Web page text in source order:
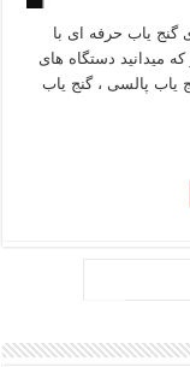
گنج یاب حرفه ای با
میدانید دستگاه های
یاب پالسی ، گنج یاب